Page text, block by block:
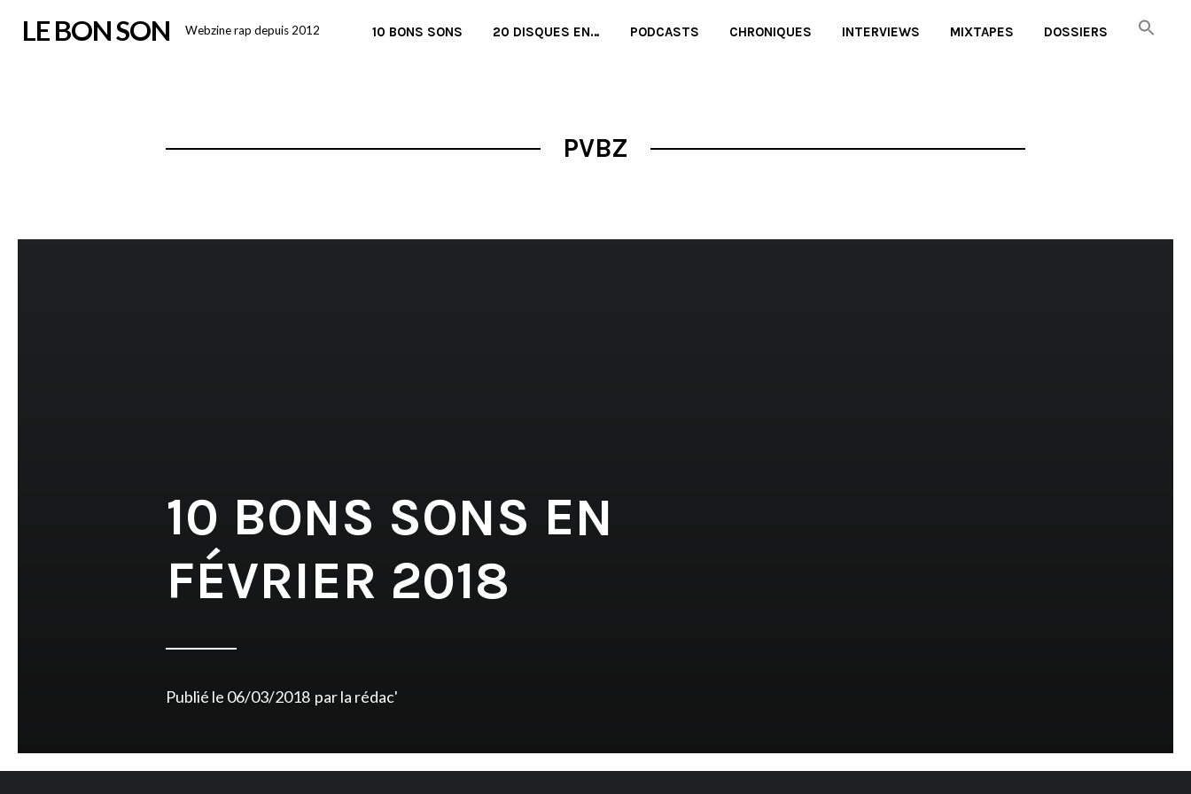
LE BON SON Webzine rap depuis 2012 10 BONS SONS 20 DISQUES EN… PODCASTS CHRONIQUES INTERVIEWS MIXTAPES DOSSIERS
PVBZ
10 BONS SONS EN
FÉVRIER 2018
Publié le 06/03/2018 parla rédac'